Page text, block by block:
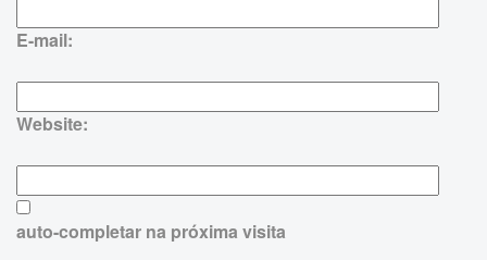
E-mail:
Website:
auto-completar na próxima visita